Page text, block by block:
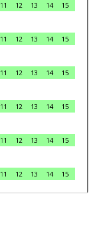
11 12 13 14
15
11 12 13 14
15
11 12 13 14
15
11 12 13 14
15
11 12 13 14
15
11 12 13 14
15